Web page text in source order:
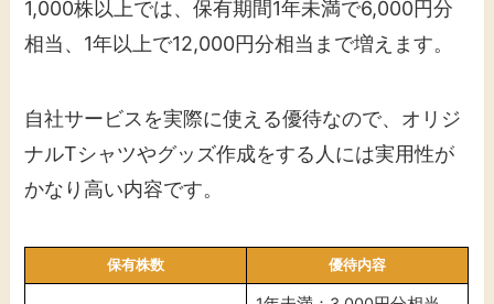
1,000株以上では、保有期間1年未満で6,000円分
相当、1年以上で12,000円分相当まで増えます。
自社サービスを実際に使える優待なので、オリジ
ナルTシャツやグッズ作成をする人には実用性が
かなり高い内容です。
保有株数 優待内容